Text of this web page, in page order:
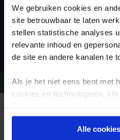
We gebruiken cookies en
site betrouwbaar te laten
stellen statistische analyses
relevante inhoud en
de site en andere kanalen te
Als je het niet eens bent met
cookies en technologieën,
Je kunt je selectie in de
onder aan de pagina op elk
toekomst wijzigen.Alle
Vragen?Bel
Waarom Koning Aap?
Bestemmingen